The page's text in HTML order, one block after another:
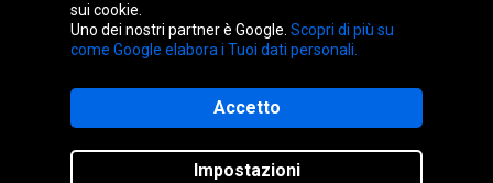
Österreich
republika
Kingdom
Mappa del sito
sui cookie.
Uno dei nostri partner è Google. Scopri di più su
come Google elabora i Tuoi dati personali.
Impostazioni
Accetto